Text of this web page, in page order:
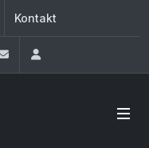
Kontakt
33 86 930